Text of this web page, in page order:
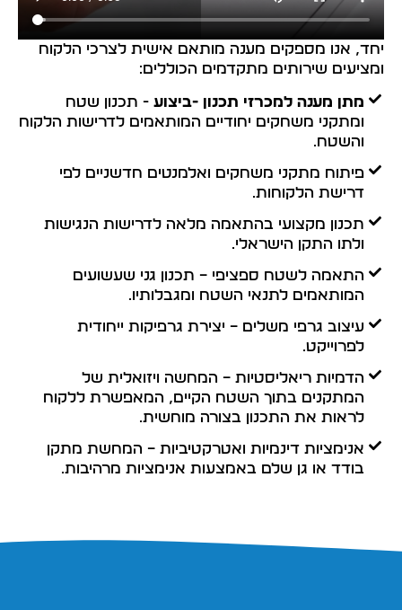
יחד, אנו מספקים מענה מותאם אישית לצרכי הלקוח
ומציעים שירותים מתקדמים הכוללים:
מתן מענה למכרזי תכנון -ביצוע - תכנון שטח
ומתקני משחקים יחודיים המותאמים לדרישות הלקוח
והשטח.
פיתוח מתקני משחקים ואלמנטים חדשניים לפי
דרישת הלקוחות.
תכנון מקצועי בהתאמה מלאה לדרישות הנגישות
ולתו התקן הישראלי.
התאמה לשטח ספציפי – תכנון גני שעשועים
המותאמים לתנאי השטח ומגבלותיו.
עיצוב גרפי משלים – יצירת גרפיקות ייחודית
לפרוייקט.
הדמיות ריאליסטיות – המחשה ויזואלית של
המתקנים בתוך השטח הקיים, המאפשרת ללקוח
לראות את התכנון בצורה מוחשית.
אנימציות דינמיות ואטרקטיביות – המחשת מתקן
בודד או גן שלם באמצעות אנימציות מרהיבות.